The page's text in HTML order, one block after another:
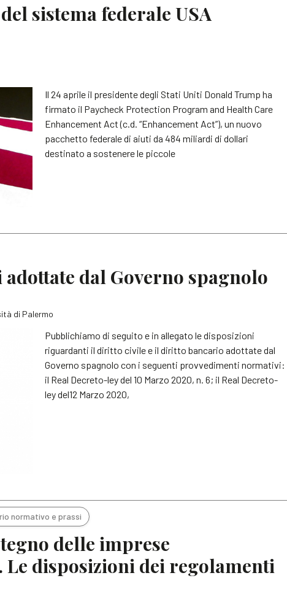
sistema federale USA
Il 24 aprile il presidente degli Stati Uniti Donald Trump ha
firmato il Paycheck Protection Program and Health Care
Enhancement Act (c.d. “Enhancement Act”), un nuovo
pacchetto federale di aiuti da 484 miliardi di dollari
destinato a sostenere le piccole
dal Governo spagnolo
di Palermo
Pubblichiamo di seguito e in allegato le disposizioni
riguardanti il diritto civile e il diritto bancario adottate dal
Governo spagnolo con i seguenti provvedimenti normativi:
il Real Decreto-ley del 10 Marzo 2020, n. 6; il Real Decreto-
ley del12 Marzo 2020,
normativo e prassi
delle imprese
Le disposizioni dei regolamenti